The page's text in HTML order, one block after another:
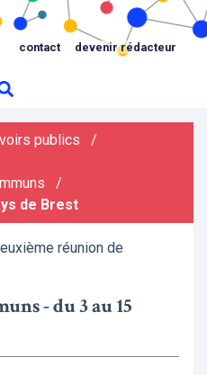
contact devenir rédacteur
publics
/
/
de Brest
réunion de
- du 3 au 15